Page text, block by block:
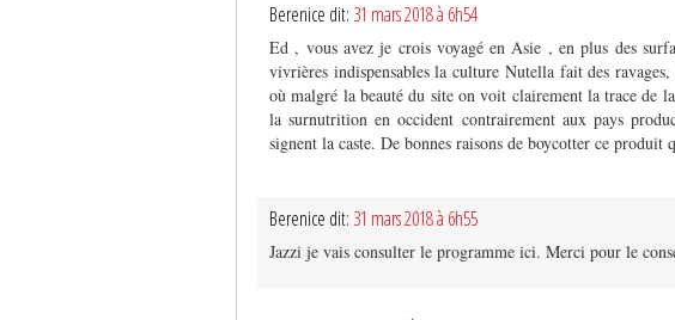
Berenice dit: 31 mars 2018 à 6h54
Ed , vous avez je crois voyagé en Asie , en plus des
vivrières indispensables la culture Nutella fait des
où malgré la beauté du site on voit clairement la trace de
la surnutrition en occident contrairement aux pays
signent la caste. De bonnes raisons de boycotter ce produit
Berenice dit: 31 mars 2018 à 6h55
Jazzi je vais consulter le programme ici. Merci pour le